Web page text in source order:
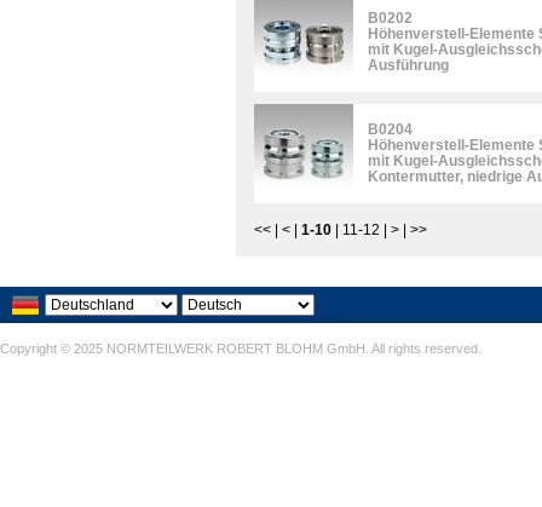
B0202
Höhenverstell-Elemente
mit Kugel-
Ausführung
B0204
Höhenverstell-Elemente
mit Kugel-
Kontermutter, niedrige
<< < 1-10 11-12 > >>
Copyright © 2025 NORMTEILWERK ROBERT BLOHM GmbH. All rights reserved.